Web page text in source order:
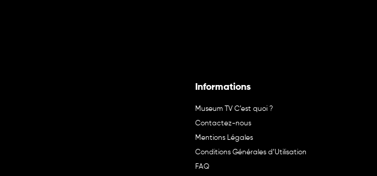
Informations
Museum TV C’est quoi ?
Contactez-nous
Mentions Légales
Conditions Générales d’Utilisation
FAQ